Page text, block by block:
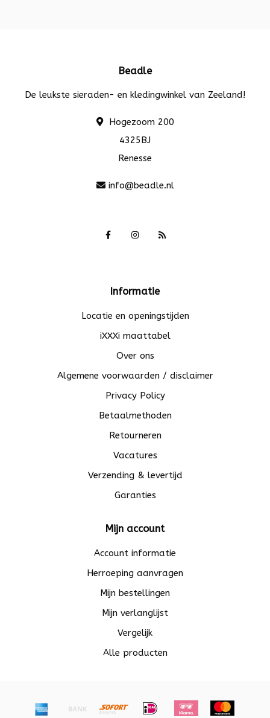
Beadle
De leukste sieraden- en kledingwinkel van Zeeland!
Hogezoom 200
4325BJ
Renesse
info@beadle.nl
Informatie
Locatie en openingstijden
iXXXi maattabel
Over ons
Algemene voorwaarden / disclaimer
Privacy Policy
Betaalmethoden
Retourneren
Vacatures
Verzending & levertijd
Garanties
Mijn account
Account informatie
Herroeping aanvragen
Mijn bestellingen
Mijn verlanglijst
Vergelijk
Alle producten